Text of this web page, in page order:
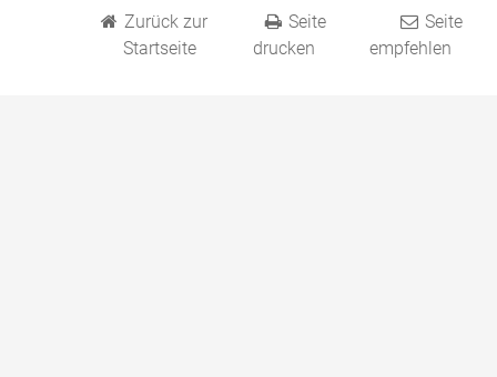
Zurück zur
Startseite
Seite
drucken
Seite
empfehlen